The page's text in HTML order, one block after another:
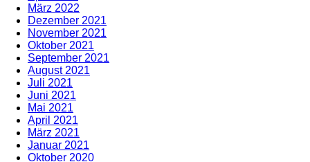
März 2022
Dezember 2021
November 2021
Oktober 2021
September 2021
August 2021
Juli 2021
Juni 2021
Mai 2021
April 2021
März 2021
Januar 2021
Oktober 2020